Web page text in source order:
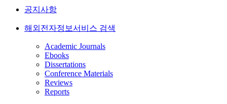
공지사항
해외전자정보서비스 검색
Academic Journals
Ebooks
Dissertations
Conference Materials
Reviews
Reports